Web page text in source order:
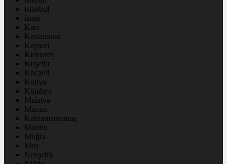
istanbul
izmir
Kars
Kastamonu
Kayseri
Kırklareli
Kırşehir
Kocaeli
Konya
Kütahya
Malatya
Manisa
Kahramanmaraş
Mardin
Muğla
Muş
Nevşehir